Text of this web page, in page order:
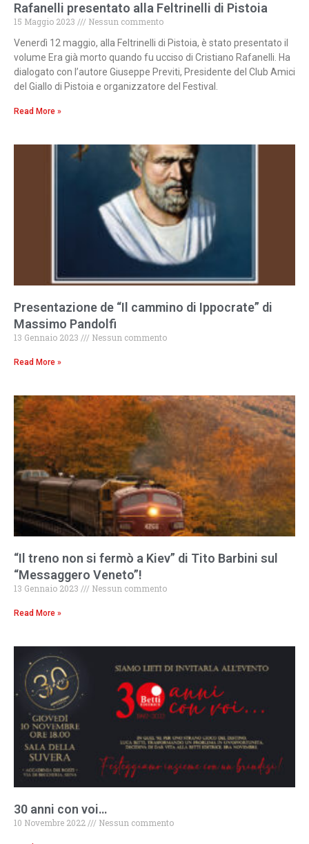
Rafanelli presentato alla Feltrinelli di Pistoia
15 Maggio 2023
Nessun commento
Venerdì 12 maggio, alla Feltrinelli di Pistoia, è stato presentato il
volume Era già morto quando fu ucciso di Cristiano Rafanelli. Ha
dialogato con l’autore Giuseppe Previti, Presidente del Club Amici
del Giallo di Pistoia e organizzatore del Festival.
Read More »
Presentazione de “Il cammino di Ippocrate” di
Massimo Pandolfi
13 Gennaio 2023 Nessun commento
Read More »
“Il treno non si fermò a Kiev” di Tito Barbini sul
“Messaggero Veneto”!
13 Gennaio 2023 Nessun commento
Read More »
30 anni con voi…
10 Novembre 2022 Nessun commento